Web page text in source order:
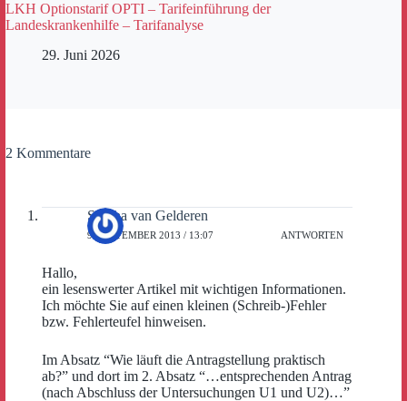
LKH Optionstarif OPTI – Tarifeinführung der
Landeskrankenhilfe – Tarifanalyse
29. Juni 2026
2 Kommentare
Sascha van Gelderen
9. SEPTEMBER 2013 / 13:07 ANTWORTEN
Hallo,
ein lesenswerter Artikel mit wichtigen Informationen.
Ich möchte Sie auf einen kleinen (Schreib-)Fehler
bzw. Fehlerteufel hinweisen.
Im Absatz “Wie läuft die Antragstellung praktisch
ab?” und dort im 2. Absatz “…entsprechenden Antrag
(nach Abschluss der Untersuchungen U1 und U2)…”